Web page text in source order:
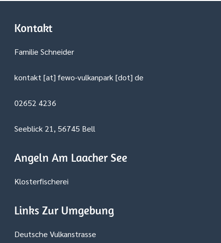
Kontakt
Familie Schneider
kontakt [at] fewo-vulkanpark [dot] de
02652 4236
Seeblick 21, 56745 Bell
Angeln Am Laacher See
Klosterfischerei
Links Zur Umgebung
Deutsche Vulkanstrasse